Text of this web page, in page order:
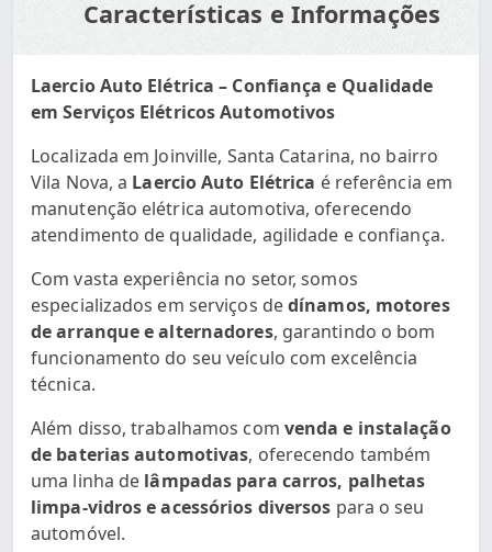
Características e Informações
Laercio Auto Elétrica – Confiança e Qualidade
em Serviços Elétricos Automotivos
Localizada em Joinville, Santa Catarina, no bairro
Vila Nova, a Laercio Auto Elétrica é referência em
manutenção elétrica automotiva, oferecendo
atendimento de qualidade, agilidade e confiança.
Com vasta experiência no setor, somos
especializados em serviços dedínamos, motores
de arranque e alternadores, garantindo o bom
funcionamento do seu veículo com excelência
técnica.
Além disso, trabalhamos com venda e instalação
de baterias automotivas, oferecendo também
uma linha de lâmpadas para carros, palhetas
limpa-vidros e acessórios diversos para o seu
automóvel.